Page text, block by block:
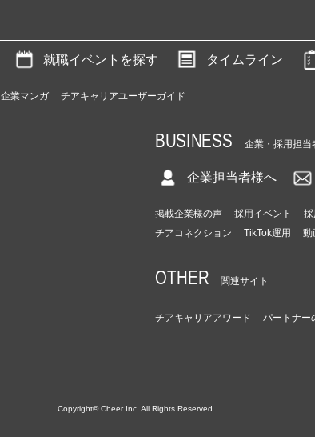
就職イベントを探す タイムライン
企業マンガ チアキャリアユーザーガイド
BUSINESS 企業・採用担当
企業担当者様へ
掲載企業様の声 採用イベント
チアコネクション
TikTok運用 動
OTHER 関連サイト
チアキャリアアワード パートナー
Copyright© Cheer Inc. All Rights Reserved.